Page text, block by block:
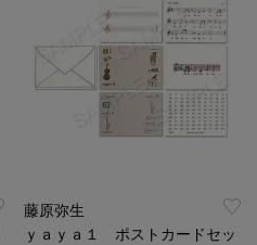
藤原弥生
ｙａｙａ１ ポストカードセッ